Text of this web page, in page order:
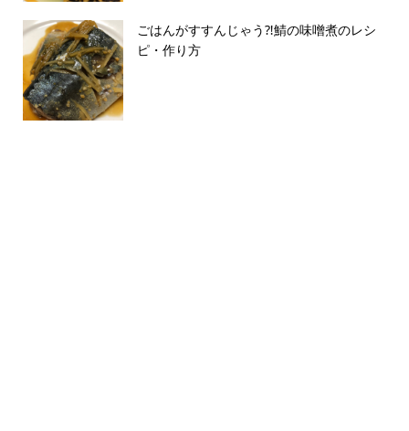
ごはんがすすんじゃう⁈鯖の味噌煮のレシ
ピ・作り方